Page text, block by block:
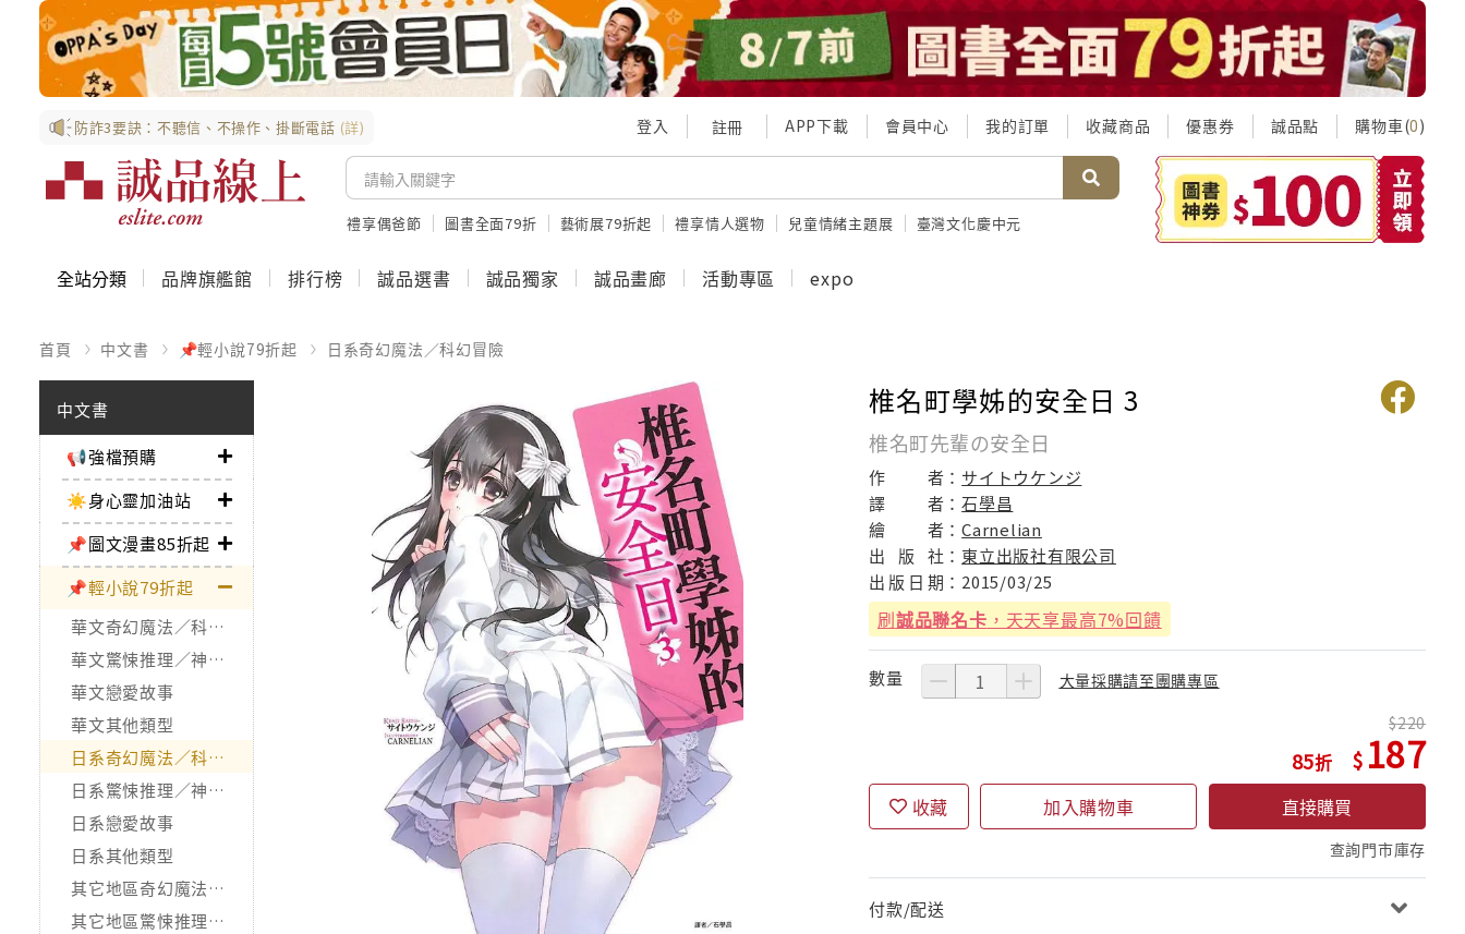
防詐3要訣：不聽信、不操作、掛斷電話 (詳) 登入 註冊 APP下載 會員中心 我的訂單 收藏商品 優惠券 誠品點 購物車(0)
禮享偶爸節 圖書全面79折 藝術展79折起 禮享情人選物 兒童情緒主題展 臺灣文化慶中元
全站分類 品牌旗艦館 排行榜 誠品選書 誠品獨家 誠品畫廊 活動專區 expo
首頁 中文書 📌輕小說79折起 日系奇幻魔法／科幻冒險
中文書
📢強檔預購
☀️身心靈加油站
📌圖文漫畫85折起
📌輕小說79折起
華文奇幻魔法／科幻冒險
華文驚悚推理／神怪靈異
華文戀愛故事
華文其他類型
日系奇幻魔法／科幻冒險
日系驚悚推理／神怪靈異
日系戀愛故事
日系其他類型
其它地區奇幻魔法／科幻冒險
其它地區驚悚推理／神怪靈異
椎名町學姊的安全日 3
椎名町先輩の安全日
作 者： サイトウケンジ
譯
者：石學昌
繪
者：Carnelian
出
版 社： 東立出版社有限公司
出 版 日 期： 2015/03/25
刷誠品聯名卡 ，天天享最高7%回饋
數量 大量採購請至團購專區
85
220
187
收藏 加入購物車 直接購買
查詢門市庫存
付款/配送